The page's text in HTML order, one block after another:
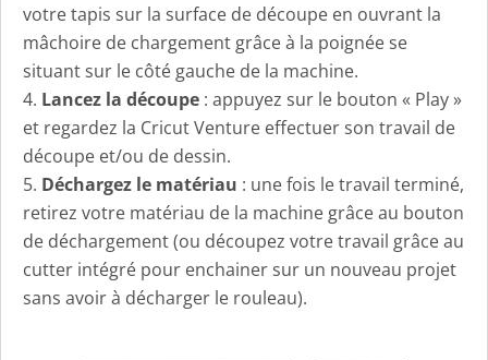
votre tapis sur la surface de découpe en ouvrant la
mâchoire de chargement grâce à la poignée se
situant sur le côté gauche de la machine.
Lancez la découpe : appuyez sur le bouton « Play »
et regardez la Cricut Venture effectuer son travail de
découpe et/ou de dessin.
Déchargez le matériau : une fois le travail terminé,
retirez votre matériau de la machine grâce au bouton
de déchargement (ou découpez votre travail grâce au
cutter intégré pour enchainer sur un nouveau projet
sans avoir à décharger le rouleau).